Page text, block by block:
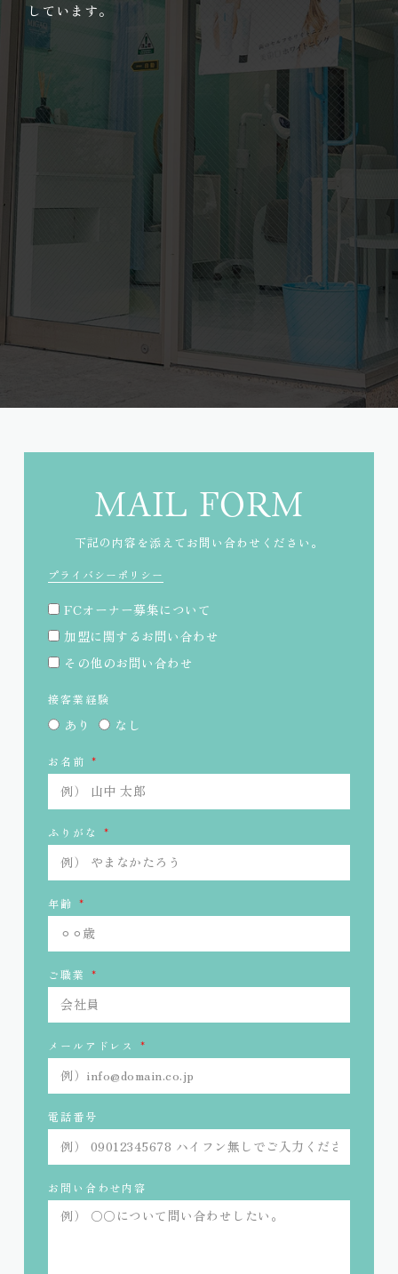
しています。
MAIL FORM
下記の内容を添えてお問い合わせください。
プライバシーポリシー
FCオーナー募集について
加盟に関するお問い合わせ
その他のお問い合わせ
接客業経験
あり なし
お名前
ふりがな
年齢
ご職業
メールアドレス
電話番号
お問い合わせ内容